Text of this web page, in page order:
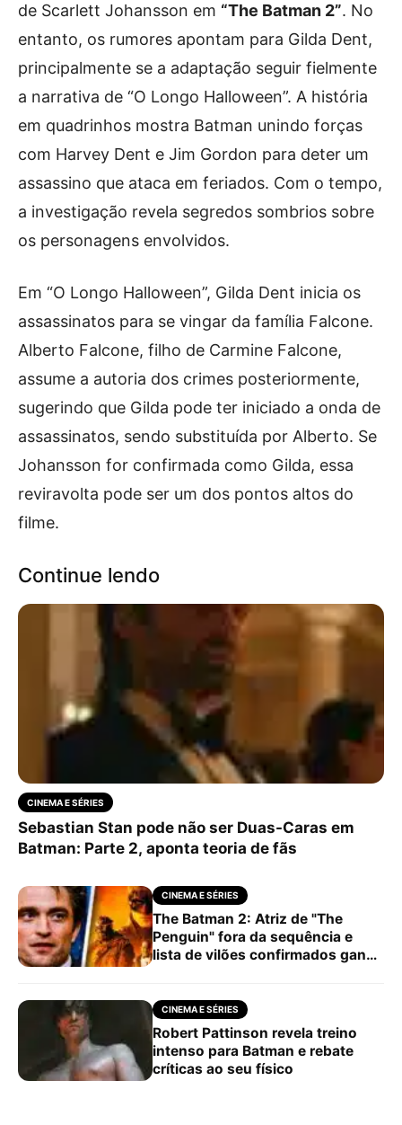
de Scarlett Johansson em “The Batman 2”. No
entanto, os rumores apontam para Gilda Dent,
principalmente se a adaptação seguir fielmente
a narrativa de “O Longo Halloween”. A história
em quadrinhos mostra Batman unindo forças
com Harvey Dent e Jim Gordon para deter um
assassino que ataca em feriados. Com o tempo,
a investigação revela segredos sombrios sobre
os personagens envolvidos.
Em “O Longo Halloween”, Gilda Dent inicia os
assassinatos para se vingar da família Falcone.
Alberto Falcone, filho de Carmine Falcone,
assume a autoria dos crimes posteriormente,
sugerindo que Gilda pode ter iniciado a onda de
assassinatos, sendo substituída por Alberto. Se
Johansson for confirmada como Gilda, essa
reviravolta pode ser um dos pontos altos do
filme.
Continue lendo
CINEMA E SÉRIES
Sebastian Stan pode não ser Duas-Caras em
Batman: Parte 2, aponta teoria de fãs
CINEMA E SÉRIES
The Batman 2: Atriz de "The
Penguin" fora da sequência e
lista de vilões confirmados ganha
CINEMA E SÉRIES
Robert Pattinson revela treino
intenso para Batman e rebate
críticas ao seu físico